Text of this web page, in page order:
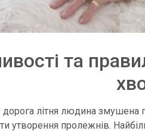
та
дорога літня людина
утворення пролежнів.